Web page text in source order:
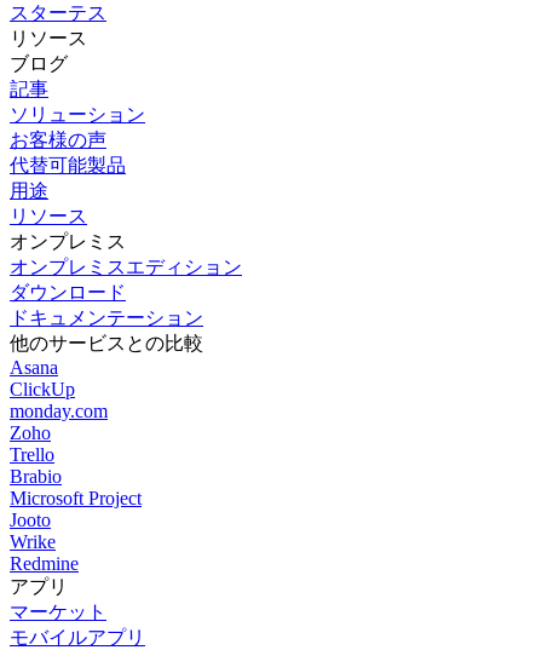
スターテス
リソース
ブログ
記事
ソリューション
お客様の声
代替可能製品
用途
リソース
オンプレミス
オンプレミスエディション
ダウンロード
ドキュメンテーション
他のサービスとの比較
Asana
ClickUp
monday.com
Zoho
Trello
Brabio
Microsoft Project
Jooto
Wrike
Redmine
アプリ
マーケット
モバイルアプリ